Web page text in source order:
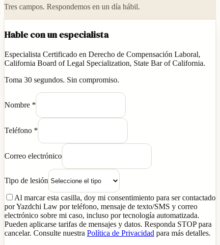
Tres campos. Respondemos en un día hábil.
Hable con un especialista
Especialista Certificado en Derecho de Compensación Laboral,
California Board of Legal Specialization, State Bar of California.
Toma 30 segundos. Sin compromiso.
Nombre *
Teléfono *
Correo electrónico
Tipo de lesión
Al marcar esta casilla, doy mi consentimiento para ser contactado
por Yazdchi Law por teléfono, mensaje de texto/SMS y correo
electrónico sobre mi caso, incluso por tecnología automatizada.
Pueden aplicarse tarifas de mensajes y datos. Responda STOP para
cancelar. Consulte nuestra Política de Privacidad para más detalles.